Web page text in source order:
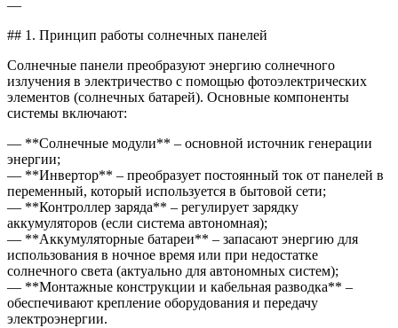
—
## 1. Принцип работы солнечных панелей
Солнечные панели преобразуют энергию солнечного
излучения в электричество с помощью фотоэлектрических
элементов (солнечных батарей). Основные компоненты
системы включают:
— **Солнечные модули** – основной источник генерации
энергии;
— **Инвертор** – преобразует постоянный ток от панелей в
переменный, который используется в бытовой сети;
— **Контроллер заряда** – регулирует зарядку
аккумуляторов (если система автономная);
— **Аккумуляторные батареи** – запасают энергию для
использования в ночное время или при недостатке
солнечного света (актуально для автономных систем);
— **Монтажные конструкции и кабельная разводка** –
обеспечивают крепление оборудования и передачу
электроэнергии.